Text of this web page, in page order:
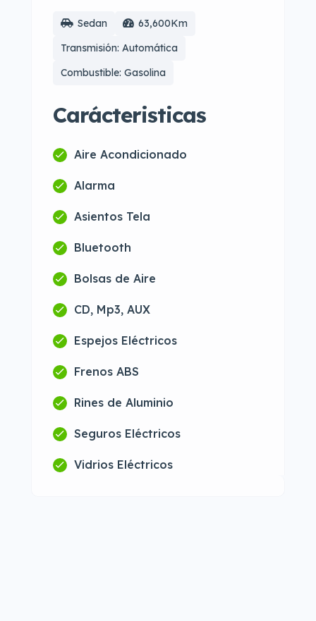
Sedan
63,600Km
Transmisión: Automática
Combustible: Gasolina
Carácteristicas
Aire Acondicionado
Alarma
Asientos Tela
Bluetooth
Bolsas de Aire
CD, Mp3, AUX
Espejos Eléctricos
Frenos ABS
Rines de Aluminio
Seguros Eléctricos
Vidrios Eléctricos